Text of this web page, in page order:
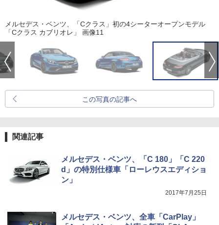
メルセデス・ベンツ、「Cクラス」初の4シーターオープンモデル
「Cクラス カブリオレ」 画像11
この写真の記事へ
関連記事
メルセデス・ベンツ、「C 180」「C 220
d」の特別仕様車「ローレウスエディショ
ン」
2017年7月25日
メルセデス・ベンツ、全車「CarPlay」